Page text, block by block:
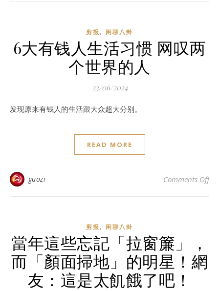
剪报, 闲聊八卦
6大有钱人生活习惯 网叹两
个世界的人
23/06/2024
发现原来有钱人的生活跟大众超大分别。
READ MORE
guozi Comments Offon
剪报, 闲聊八卦
當年這些忘記「拉窗簾」，
而「顏面掃地」的明星！網
友：這是太飢餓了吧！